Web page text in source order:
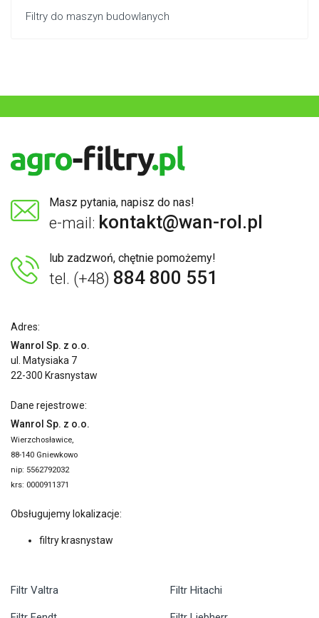
Filtry do maszyn budowlanych
Masz pytania, napisz do nas!
e-mail: kontakt@wan-rol.pl
lub zadzwoń, chętnie pomożemy!
tel. (+48) 884 800 551
Adres:
Wanrol Sp. z o.o.
ul. Matysiaka 7
22-300 Krasnystaw
Dane rejestrowe:
Wanrol Sp. z o.o.
Wierzchosławice,
88-140 Gniewkowo
nip: 5562792032
krs: 0000911371
Obsługujemy lokalizacje:
filtry krasnystaw
Filtr Valtra Filtr Hitachi